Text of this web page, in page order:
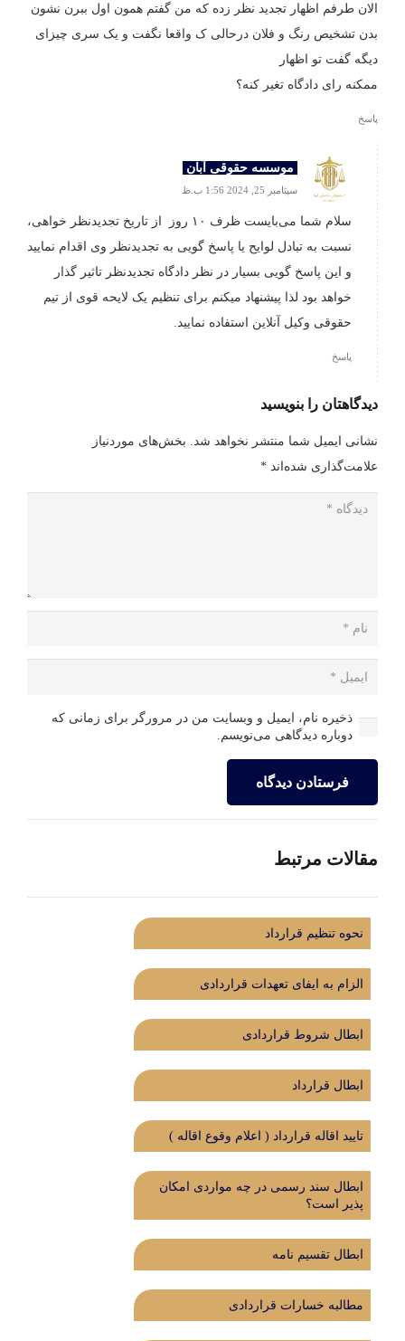
الان طرفم اظهار تجدید نظر زده که من گفتم همون اول ببرن نشون
بدن تشخیص رنگ و فلان درحالی ک واقعا نگفت و یک سری چیزای
دیگه گفت تو اظهار
ممکنه رای دادگاه تغیر کنه؟
پاسخ
موسسه حقوقی آبان
سپتامبر 25, 2024 1:56 ب.ظ
سلام شما می‌بایست ظرف ۱۰ روز از تاریخ تجدیدنظر خواهی،
نسبت به تبادل لوایح یا پاسخ گویی به تجدیدنظر وی اقدام نمایید
و این پاسخ گویی بسیار در نظر دادگاه تجدیدنظر تاثیر گذار
خواهد بود لذا پیشنهاد میکنم برای تنظیم یک لایحه قوی از تیم
حقوقی وکیل آنلاین استفاده نمایید.
پاسخ
دیدگاهتان را بنویسید
نشانی ایمیل شما منتشر نخواهد شد.
بخش‌های موردنیاز
علامت‌گذاری شده‌اند *
ذخیره نام، ایمیل و وبسایت من در مرورگر برای زمانی که
دوباره دیدگاهی می‌نویسم.
فرستادن دیدگاه
مقالات مرتبط
نحوه تنظیم قرارداد
الزام به ایفای تعهدات قراردادی
ابطال شروط قراردادی
ابطال قرارداد
تایید اقاله قرارداد ( اعلام وقوع اقاله )
ابطال سند رسمی در چه مواردی امکان
پذیر است؟
ابطال تقسیم نامه
مطالبه خسارات قراردادی